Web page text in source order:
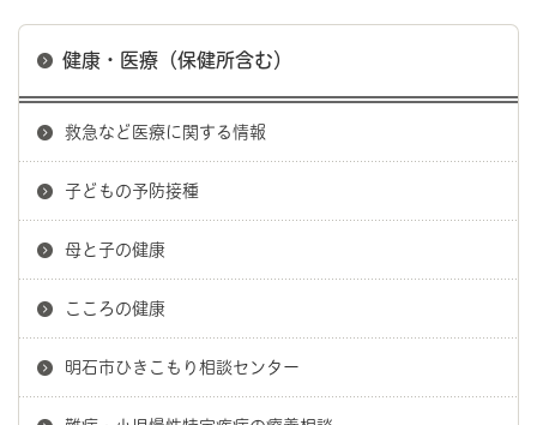
健康・医療（保健所含む）
救急など医療に関する情報
子どもの予防接種
母と子の健康
こころの健康
明石市ひきこもり相談センター